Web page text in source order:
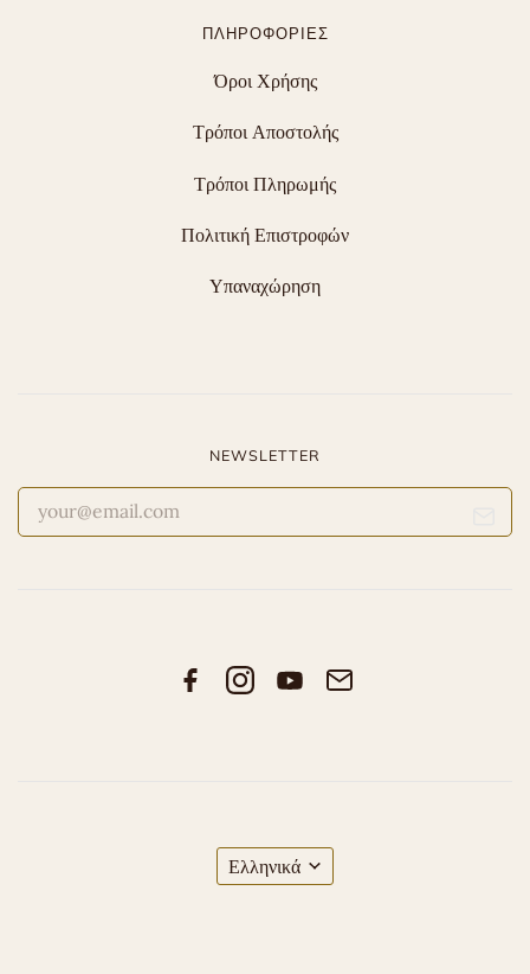
ΠΛΗΡΟΦΟΡΊΕΣ
Όροι Χρήσης
Τρόποι Αποστολής
Τρόποι Πληρωμής
Πολιτική Επιστροφών
Υπαναχώρηση
NEWSLETTER
Ελληνικά